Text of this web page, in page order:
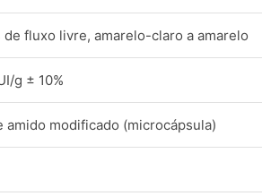
de fluxo livre, amarelo-claro a amarelo
g ± 10%
amido modificado (microcápsula)